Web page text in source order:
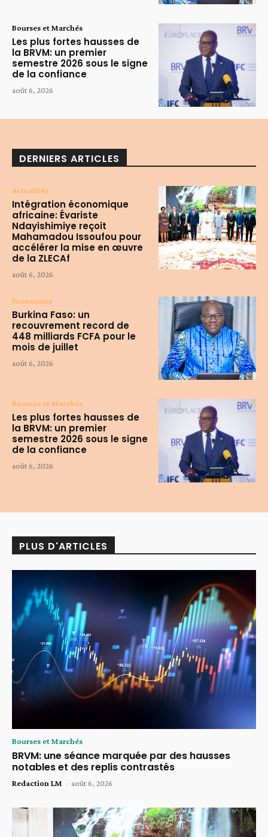
Bourses et Marchés
Les plus fortes hausses de
la BRVM: un premier
semestre 2026 sous le signe
de la confiance
août 6, 2026
DERNIERS ARTICLES
Actualités
Intégration économique
africaine: Évariste
Ndayishimiye reçoit
Mahamadou Issoufou pour
accélérer la mise en œuvre
de la ZLECAf
août 6, 2026
Economies
Burkina Faso: un
recouvrement record de
448 milliards FCFA pour le
mois de juillet
août 6, 2026
Bourses et Marchés
Les plus fortes hausses de
la BRVM: un premier
semestre 2026 sous le signe
de la confiance
août 6, 2026
PLUS D'ARTICLES
Bourses et Marchés
BRVM: une séance marquée par des hausses
notables et des replis contrastés
Redaction LM - août 6, 2026